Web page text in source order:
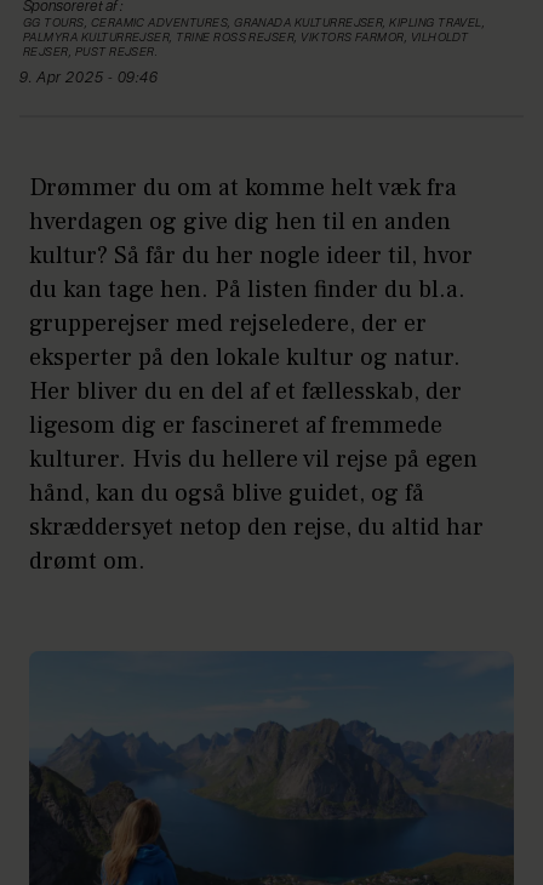
Sponsoreret af:
GG TOURS, CERAMIC ADVENTURES, GRANADA KULTURREJSER, KIPLING TRAVEL,
PALMYRA KULTURREJSER, TRINE ROSS REJSER, VIKTORS FARMOR, VILHOLDT
REJSER, PUST REJSER.
9. Apr 2025 - 09:46
Drømmer du om at komme helt væk fra
hverdagen og give dig hen til en anden
kultur? Så får du her nogle ideer til, hvor
du kan tage hen. På listen finder du bl.a.
grupperejser med rejseledere, der er
eksperter på den lokale kultur og natur.
Her bliver du en del af et fællesskab, der
ligesom dig er fascineret af fremmede
kulturer. Hvis du hellere vil rejse på egen
hånd, kan du også blive guidet, og få
skræddersyet netop den rejse, du altid har
drømt om.